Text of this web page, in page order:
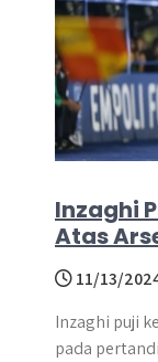
Inzaghi
Atas
11/13/
Inzaghi puji
pada